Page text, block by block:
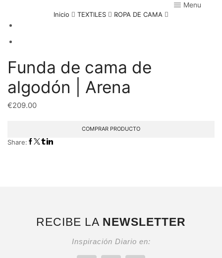
Menu
Inicio TEXTILES ROPA DE CAMA
Funda de cama de
algodón | Arena
€209.00
COMPRAR PRODUCTO
Share:
RECIBE LA NEWSLETTER
Inspiración Diario en: